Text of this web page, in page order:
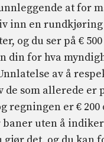
at for
inn en
og du ser på € 500
din for hva
av å
som allerede er
regningen er € 200
baner uten å